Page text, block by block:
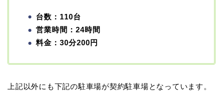
台数：110台
営業時間：24時間
料金：30分200円
上記以外にも下記の駐車場が契約駐車場となっています。